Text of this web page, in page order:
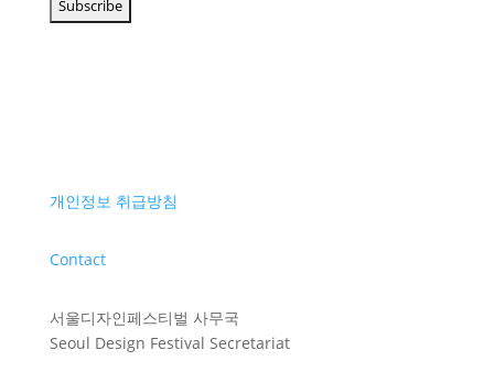
개인정보 취급방침
Contact
서울디자인페스티벌 사무국
Seoul Design Festival Secretariat